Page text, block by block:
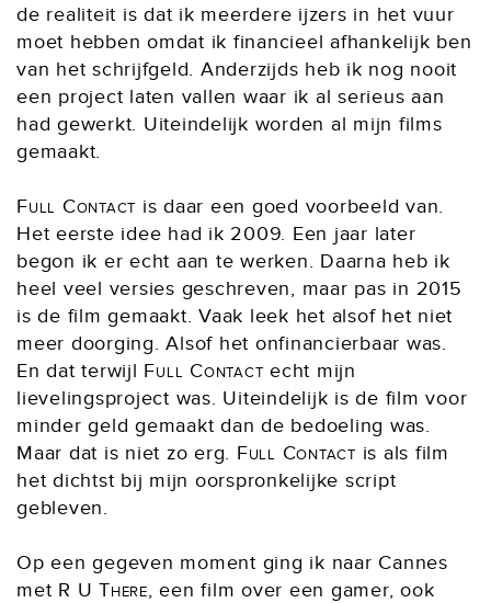
de realiteit is dat ik meerdere ijzers in het vuur
moet hebben omdat ik financieel afhankelijk ben
van het schrijfgeld. Anderzijds heb ik nog nooit
een project laten vallen waar ik al serieus aan
had gewerkt. Uiteindelijk worden al mijn films
gemaakt.
Full Contact is daar een goed voorbeeld van.
Het eerste idee had ik 2009. Een jaar later
begon ik er echt aan te werken. Daarna heb ik
heel veel versies geschreven, maar pas in 2015
is de film gemaakt. Vaak leek het alsof het niet
meer doorging. Alsof het onfinancierbaar was.
En dat terwijl Full Contactecht mijn
lievelingsproject was. Uiteindelijk is de film voor
minder geld gemaakt dan de bedoeling was.
Maar dat is niet zo erg. Full Contact is als film
het dichtst bij mijn oorspronkelijke script
gebleven.
Op een gegeven moment ging ik naar Cannes
met R U There, een film over een gamer, ook